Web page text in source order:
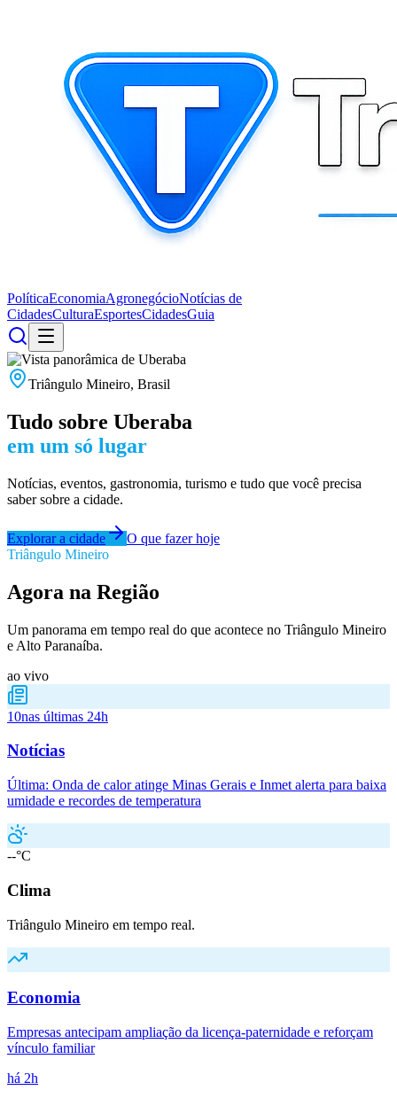
PolíticaEconomiaAgronegócioNotícias de
CidadesCulturaEsportesCidadesGuia
Triângulo Mineiro, Brasil
Tudo sobre Uberaba
em um só lugar
Notícias, eventos, gastronomia, turismo e tudo que você precisa
saber sobre a cidade.
Explorar a cidade
O que fazer hoje
Triângulo Mineiro
Agora na Região
Um panorama em tempo real do que acontece no Triângulo Mineiro
e Alto Paranaíba.
ao vivo
10nas últimas 24h
Notícias
Última: Onda de calor atinge Minas Gerais e Inmet alerta para baixa
umidade e recordes de temperatura
--°C
Clima
Triângulo Mineiro em tempo real.
Economia
Empresas antecipam ampliação da licença-paternidade e reforçam
vínculo familiar
há 2h